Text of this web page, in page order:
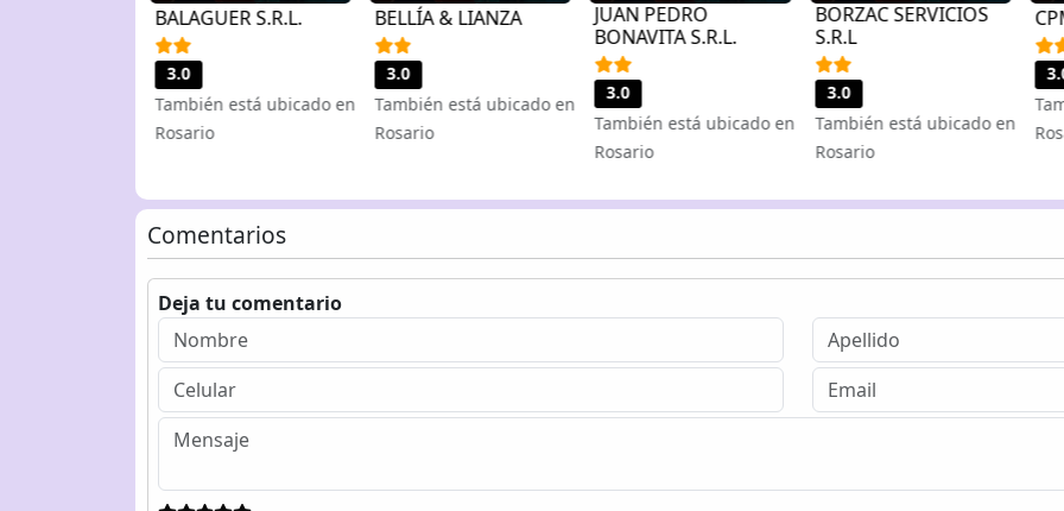
BALAGUER S.R.L.
3.0
También está ubicado en
Rosario
BELLÍA & LIANZA
3.0
También está ubicado en
Rosario
JUAN PEDRO
BONAVITA S.R.L.
3.0
También está ubicado en
Rosario
BORZAC SERVICIOS
S.R.L
3.0
También está ubicado en
Rosario
Comentarios
Deja tu comentario